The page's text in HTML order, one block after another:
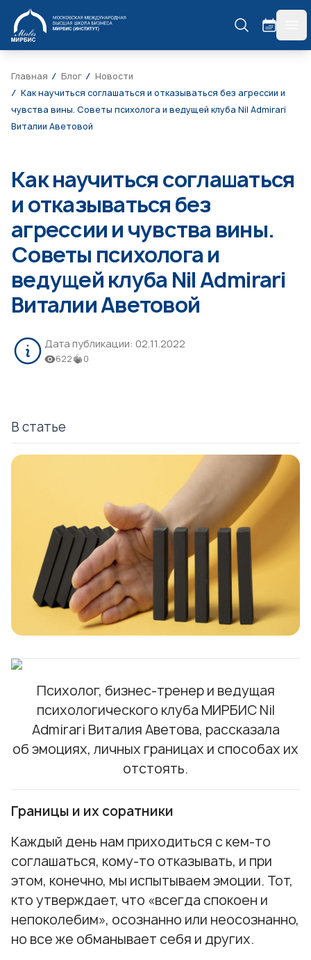
МИРБИС
Главная Блог
Новости
Как научиться соглашаться и отказываться без агрессии и
чувства вины. Советы психолога и ведущей клуба Nil Admirari
Виталии Аветовой
Как научиться соглашаться
и отказываться без
агрессии и чувства вины.
Советы психолога и
ведущей клуба Nil Admirari
Виталии Аветовой
Дата публикации: 02.11.2022
622 0
В статье
Психолог, бизнес-тренер и ведущая
психологического клуба МИРБИС Nil
Admirari Виталия Аветова, рассказала
об эмоциях, личных границах и способах их
отстоять.
Границы и их соратники
Каждый день нам приходиться с кем-то
соглашаться, кому-то отказывать, и при
этом, конечно, мы испытываем эмоции. Тот,
кто утверждает, что «всегда спокоен и
непоколебим», осознанно или неосознанно,
но все же обманывает себя и других.